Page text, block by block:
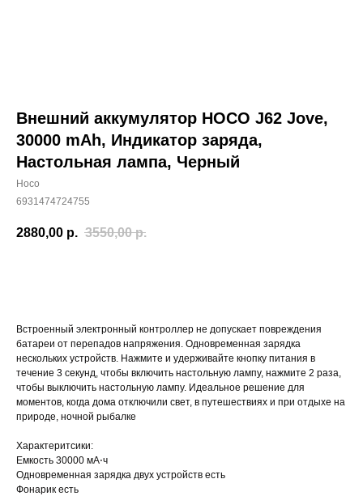
Внешний аккумулятор HOCO J62 Jove,
30000 mAh, Индикатор заряда,
Настольная лампа, Черный
Hoco
6931474724755
2880,00 р. 3550,00 р.
Встроенный электронный контроллер не допускает повреждения
батареи от перепадов напряжения. Одновременная зарядка
нескольких устройств. Нажмите и удерживайте кнопку питания в
течение 3 секунд, чтобы включить настольную лампу, нажмите 2 раза,
чтобы выключить настольную лампу. Идеальное решение для
моментов, когда дома отключили свет, в путешествиях и при отдыхе на
природе, ночной рыбалке
Характеритсики:
Емкость 30000 мА⋅ч
Одновременная зарядка двух устройств есть
Фонарик есть